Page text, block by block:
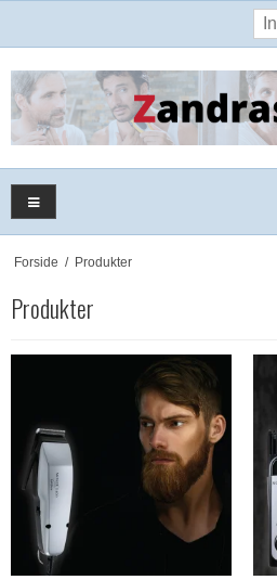
Forside / Produkter
Produkter